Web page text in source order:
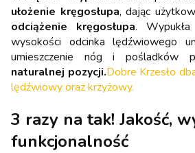
ułożenie kręgosłupa, dając
odciążenie kręgosłupa.
wysokości odcinka lędźwiowego
umieszczenie nóg i pośladków
naturalnej pozycji.Dobre Krzesło
lędźwiowy oraz krzyżowy.
3 razy na tak! Jakość,
funkcjonalność